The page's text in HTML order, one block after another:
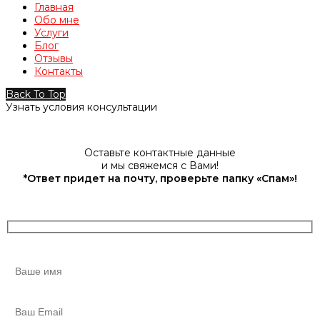
Главная
Обо мне
Услуги
Блог
Отзывы
Контакты
Back To Top
Узнать условия консультации
Оставьте контактные данные
и мы свяжемся с Вами!
*Ответ придет на почту, проверьте папку «Спам»!